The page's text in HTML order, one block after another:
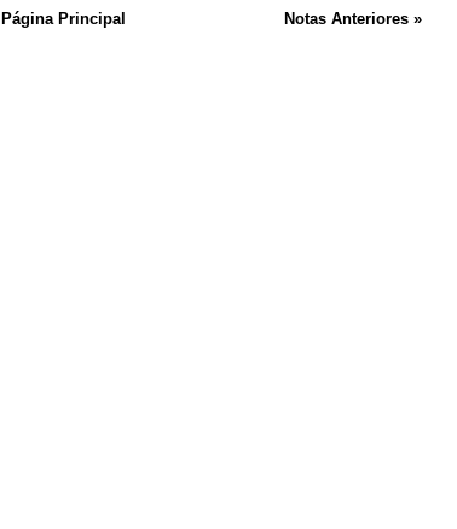
Notas Anteriores »
Página Principal